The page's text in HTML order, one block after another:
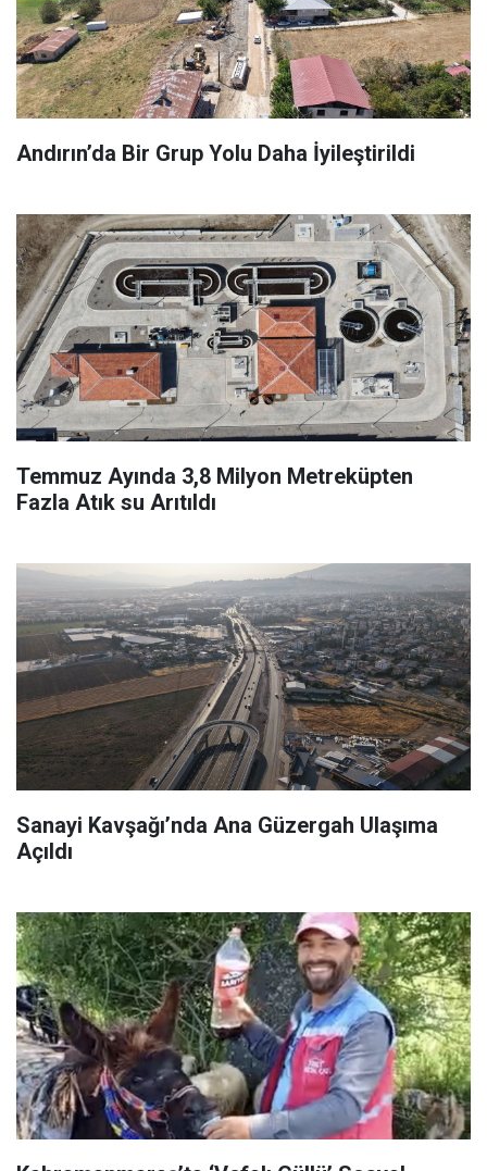
Andırın’da Bir Grup Yolu Daha İyileştirildi
Temmuz Ayında 3,8 Milyon Metreküpten
Fazla Atık su Arıtıldı
Sanayi Kavşağı’nda Ana Güzergah Ulaşıma
Açıldı